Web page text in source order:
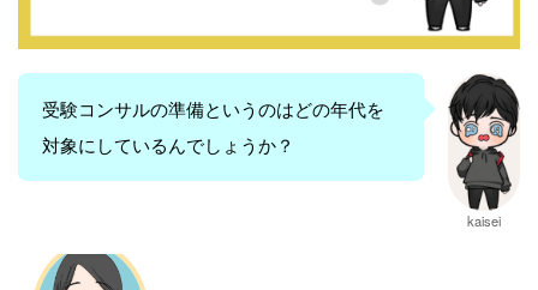
受験コンサルの準備というのはどの年代を
対象にしているんでしょうか？
kaisei